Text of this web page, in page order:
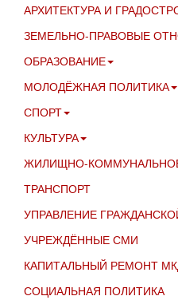
АРХИТЕКТУРА И
ЗЕМЕЛЬНО-ПРАВОВЫЕ
ОБРАЗОВАНИЕ
МОЛОДЁЖНАЯ ПОЛИТИКА
СПОРТ
КУЛЬТУРА
ЖИЛИЩНО-
ТРАНСПОРТ
УПРАВЛЕНИЕ
УЧРЕЖДЁННЫЕ СМИ
КАПИТАЛЬНЫЙ РЕМОНТ
СОЦИАЛЬНАЯ ПОЛИТИКА